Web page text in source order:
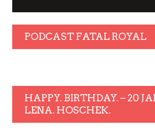
PODCAST FATAL ROYAL
HAPPY. BIRTHDAY. – 20
LENA. HOSCHEK.